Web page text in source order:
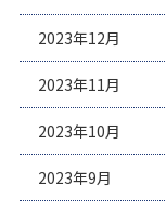
2023年12月
2023年11月
2023年10月
2023年9月